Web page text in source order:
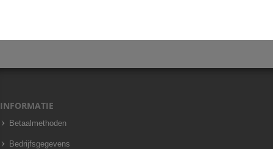
INFORMATIE
Betaalmethoden
Bedrijfsgegevens